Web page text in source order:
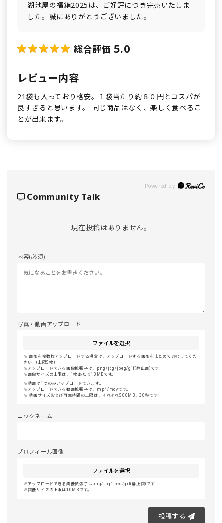
湖池屋の福箱2025は、ご好評につき完売いたしま
した。誠にありがとうございました。
総合評価 5.0
レビュー内容
21袋も入っており格安。１袋当たり約８０円とコスパが
良すぎると思います。 同じ商品はなく、楽しく食べるこ
とが出来ます。
Powered by
Community Talk
現在投稿はありません。
内容(必須)
写真・動画アップロード
ファイルを選択
画像を複数枚アップロードする場合は、アップロードする画像をまとめて選択してくだ
さい。(上限5枚)
アップロードできる画像拡張子は、png/jpg/jpeg/gif(静止画)です。
画像サイズの上限は、1枚あたり10MBです。
動画は1つのみアップロードできます。
アップロードできる動画拡張子は、mp4/movです。
動画サイズおよび再生時間の上限は、それぞれ500MB、30秒です。
ニックネーム
プロフィール画像
ファイルを選択
アップロードできる画像拡張子はpng/jpg/jpeg/gif(静止画)です
画像サイズの上限は10MBです。
投稿する